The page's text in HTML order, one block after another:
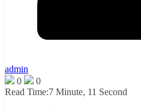
admin
0
0
Read Time:7 Minute, 11 Second